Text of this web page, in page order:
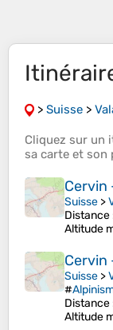
> Suisse >
Cliquez sur un
sa carte et son
Cervin
Suisse >
Distance
Altitude
Cervin
Suisse >
#
Distance
Altitude